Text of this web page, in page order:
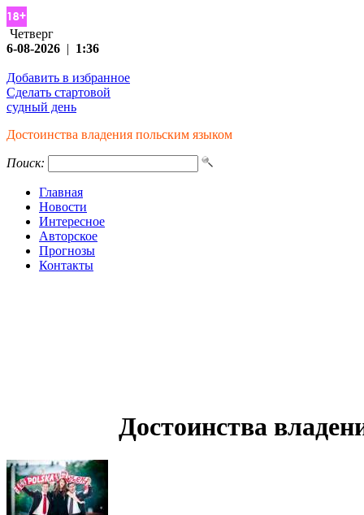
Четверг
6-08-2026 | 1:36
Добавить в избранное
Сделать стартовой
судный день
Достоинства владения польским языком
Поиск:
Главная
Новости
Интересное
Авторское
Прогнозы
Контакты
Достоинства